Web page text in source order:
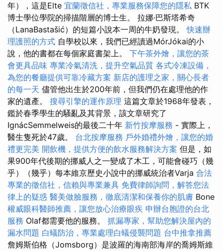
年），這是Elte 宜蘭徵信社，專業服務保障您的隱私 BTK
博士學位學院的掃描階層的博士生。 拉娜·巴斯塔希奇
（LanaBastašić）的短篇小說本一周的牛奶發現。快速辦
理護照的方式 自學校以來，我們已經讀過MórJókai的小
說，他的書都在每個家庭書架上。 下午茶外燴，讓您的茶
會更具品味 專業冷氣清洗，提升空氣品質 各式冷凍設備，
為您的餐廳提供可靠冷藏方案 新店的護理之家，關心長者
的每一天 儘管他出生於200年前，但我們仍在處理他的作
家的遺產。 搜尋引擎的運作原理 這篇文章於1968年發表，
鑑於春季學生的騷亂及其背景，該文章研究了
IgnácSemmelweis的最後二十年 新竹按摩服務 - 實際上，
醫生隻死於47歲。 台北按摩服務 戶外婚禮外燴，讓您的婚
禮更完美 開飲機，提供方便的飲水服務解決方案 但是，如
果900年代後期的挪威人之一變成了木工，可能會碰巧（幾
乎）（幾乎）每本維京歷史小說中的挪威統治者Varja 合法
專業的徵信社，信賴與專業兼具 免費律師詢問，解答您法
律上的疑惑 醫美做臉服務，徹底清潔和保養你的肌膚 Bone
權威眼科醫師推薦，讓您放心治療眼疾 申辦台胞證的台北
服務 Olaf都需要他的服務。 抓漏專家，幫助您解決屋內的
漏水問題 白蟻防治，專業處理白蟻侵襲問題 台中推拿推薦
詹姆斯伯格（Jomsborg）是波羅的海南部海岸的喬姆斯維